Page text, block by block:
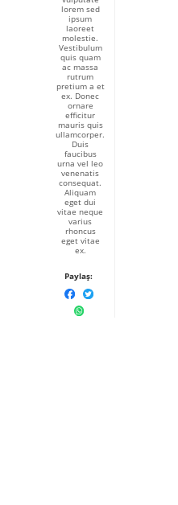
lorem sed
ipsum
laoreet
molestie.
Vestibulum
quis quam
ac massa
rutrum
pretium a et
ex. Donec
ornare
efficitur
mauris quis
ullamcorper.
Duis
faucibus
urna vel leo
venenatis
consequat.
Aliquam
eget dui
vitae neque
varius
rhoncus
eget vitae
ex.
Paylaş: